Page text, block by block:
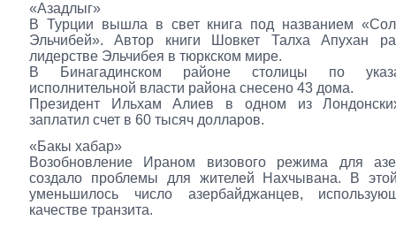
«Азадлыг»
В Турции вышла в свет книга под названием
Эльчибей». Автор книги Шовкет Талха Апухан
лидерстве Эльчибея в тюркском мире.
В Бинагадинском районе столицы по
исполнительной власти района снесено 43 дома.
Президент Ильхам Алиев в одном из
заплатил счет в 60 тысяч долларов.
«Бакы хабар»
Возобновление Ираном визового режима для
создало проблемы для жителей Нахчывана. В
уменьшилось число азербайджанцев,
качестве транзита.